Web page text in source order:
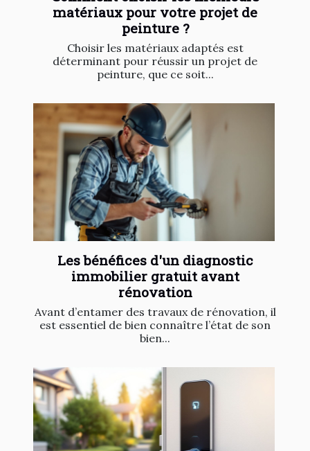
matériaux pour votre projet de
peinture ?
Choisir les matériaux adaptés est
déterminant pour réussir un projet de
peinture, que ce soit...
Les bénéfices d'un diagnostic
immobilier gratuit avant
rénovation
Avant d’entamer des travaux de rénovation, il
est essentiel de bien connaître l’état de son
bien...